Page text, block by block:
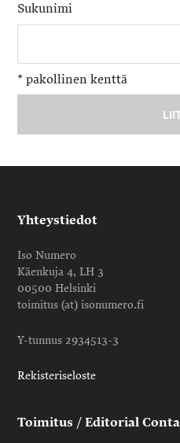
Sukunimi
* pakollinen kenttä
Yhteystiedot
Iso Numero
Käenkuja 4, LH 3
00500 Helsinki
toimitus (at) isonumero.fi
Y-tunnus 2934513-3
Rekisteriseloste
Toimitus / Editorial